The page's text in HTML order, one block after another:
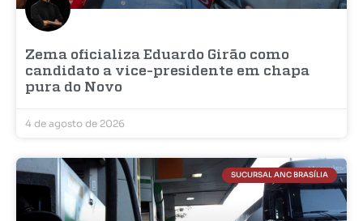
Zema oficializa Eduardo Girão como
candidato a vice-presidente em chapa
pura do Novo
4 de agosto de 2026
SUCURSAL ANC BRASÍLIA